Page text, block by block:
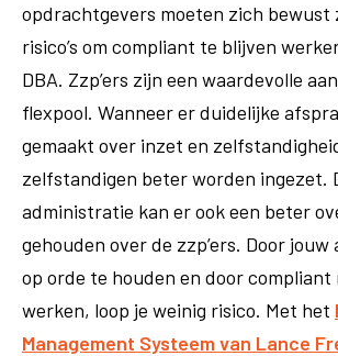
opdrachtgevers moeten zich bewust
risico’s om compliant te blijven
DBA. Zzp’ers zijn een waardevolle
flexpool. Wanneer er duidelijke
gemaakt over inzet en
zelfstandigen beter worden ingezet.
administratie kan er ook een beter
gehouden over de zzp’ers. Door
op orde te houden en door
werken, loop je weinig risico. Met het
Management Systeem van Lance